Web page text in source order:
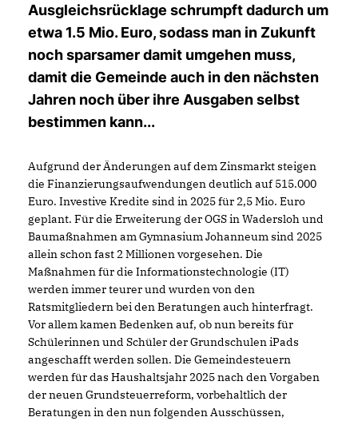
Ausgleichsrücklage schrumpft dadurch um
etwa 1.5 Mio. Euro, sodass man in Zukunft
noch sparsamer damit umgehen muss,
damit die Gemeinde auch in den nächsten
Jahren noch über ihre Ausgaben selbst
bestimmen kann...
Aufgrund der Änderungen auf dem Zinsmarkt steigen
die Finanzierungsaufwendungen deutlich auf 515.000
Euro. Investive Kredite sind in 2025 für 2,5 Mio. Euro
geplant. Für die Erweiterung der OGS in Wadersloh und
Baumaßnahmen am Gymnasium Johanneum sind 2025
allein schon fast 2 Millionen vorgesehen. Die
Maßnahmen für die Informationstechnologie (IT)
werden immer teurer und wurden von den
Ratsmitgliedern bei den Beratungen auch hinterfragt.
Vor allem kamen Bedenken auf, ob nun bereits für
Schülerinnen und Schüler der Grundschulen iPads
angeschafft werden sollen. Die Gemeindesteuern
werden für das Haushaltsjahr 2025 nach den Vorgaben
der neuen Grundsteuerreform, vorbehaltlich der
Beratungen in den nun folgenden Ausschüssen,